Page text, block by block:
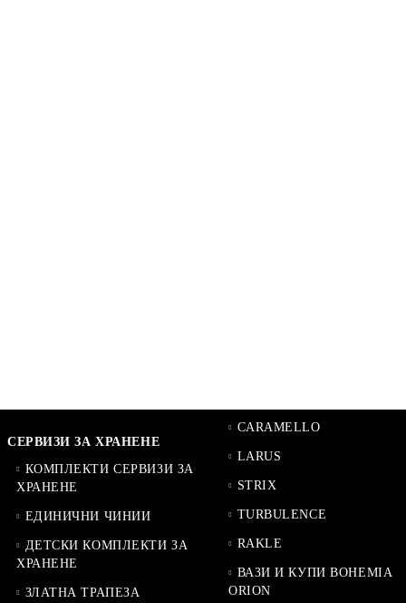
СЕРВИЗИ ЗА ХРАНЕНЕ
КОМПЛЕКТИ СЕРВИЗИ ЗА
ХРАНЕНЕ
ЕДИНИЧНИ ЧИНИИ
ДЕТСКИ КОМПЛЕКТИ ЗА
ХРАНЕНЕ
ЗЛАТНА ТРАПЕЗА
CARAMELLO
LARUS
STRIX
TURBULENCE
RAKLE
ВАЗИ И КУПИ BOHEMIA
ORION